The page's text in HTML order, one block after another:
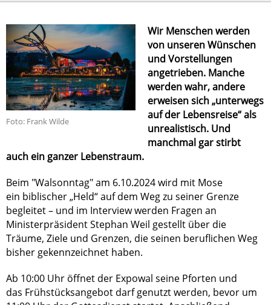
Foto: Frank Wilde
Wir Menschen werden
von unseren Wünschen
und Vorstellungen
angetrieben. Manche
werden wahr, andere
erweisen sich „unterwegs
auf der Lebensreise“ als
unrealistisch. Und
manchmal gar stirbt
auch ein ganzer Lebenstraum.
Beim "Walsonntag" am 6.10.2024 wird mit Mose
ein biblischer „Held“ auf dem Weg zu seiner Grenze
begleitet – und im Interview werden Fragen an
Ministerpräsident Stephan Weil gestellt über die
Träume, Ziele und Grenzen, die seinen beruflichen Weg
bisher gekennzeichnet haben.
Ab 10:00 Uhr öffnet der Expowal seine Pforten und
das Frühstücksangebot darf genutzt werden, bevor um